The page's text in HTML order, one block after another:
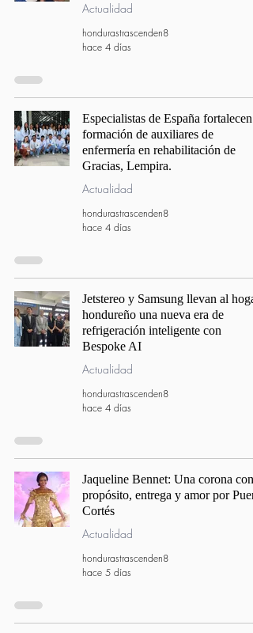
Actualidad
hondurastrascenden8
hace 4 días
Especialistas de España fortalecen
formación de auxiliares de
enfermería en rehabilitación de
Gracias, Lempira.
Actualidad
hondurastrascenden8
hace 4 días
Jetstereo y Samsung llevan al hogar
hondureño una nueva era de
refrigeración inteligente con
Bespoke AI
Actualidad
hondurastrascenden8
hace 4 días
Jaqueline Bennet: Una corona con
propósito, entrega y amor por
Cortés
Actualidad
hondurastrascenden8
hace 5 días